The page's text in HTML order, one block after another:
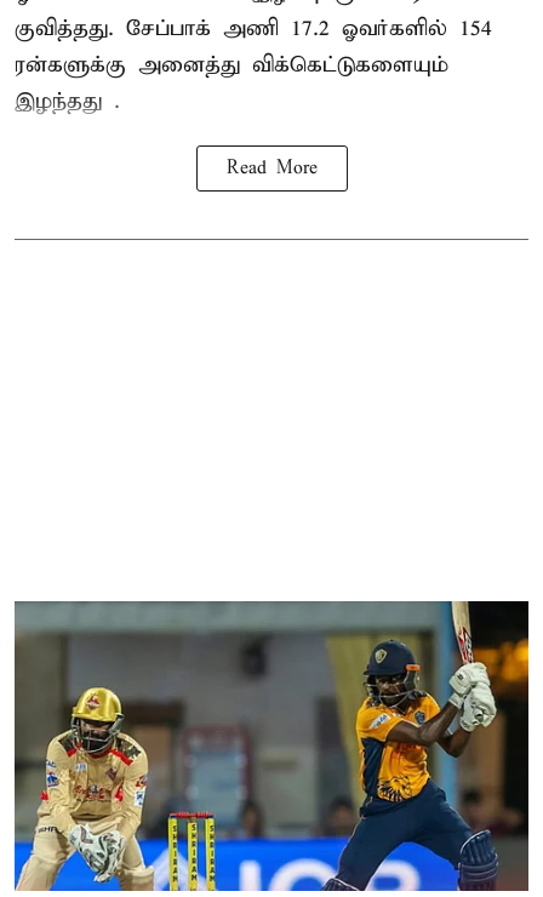
குவித்தது. சேப்பாக் அணி 17.2 ஓவர்களில் 154
ரன்களுக்கு அனைத்து விக்கெட்டுகளையும்
இழந்தது .
Read More